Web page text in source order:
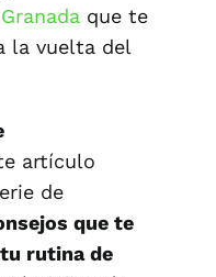
que te
la vuelta del
artículo
de
que te
rutina de